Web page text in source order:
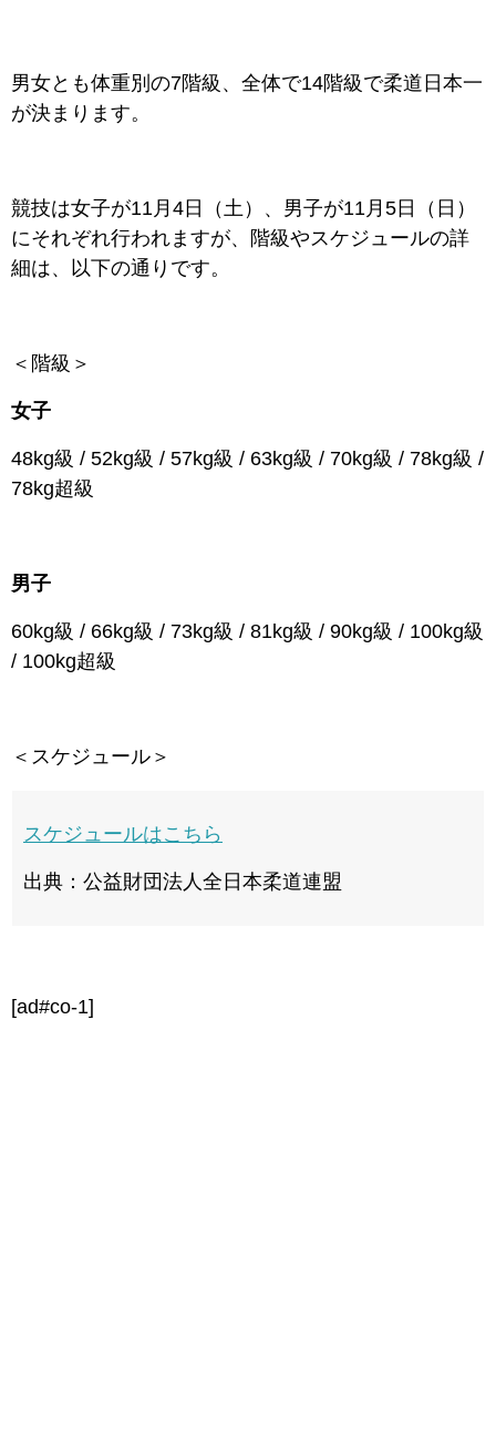
男女とも体重別の7階級、全体で14階級で柔道日本一
が決まります。
競技は女子が11月4日（土）、男子が11月5日（日）
にそれぞれ行われますが、階級やスケジュールの詳
細は、以下の通りです。
＜階級＞
女子
48kg級 / 52kg級 / 57kg級 / 63kg級 / 70kg級 / 78kg級 /
78kg超級
男子
60kg級 / 66kg級 / 73kg級 / 81kg級 / 90kg級 / 100kg級
/ 100kg超級
＜スケジュール＞
スケジュールはこちら
出典：公益財団法人全日本柔道連盟
[ad#co-1]